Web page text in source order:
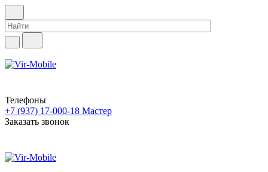
Телефоны
+7 (937) 17-000-18 Мастер
Заказать звонок